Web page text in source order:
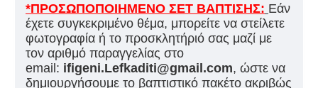
*ΠΡΟΣΩΠΟΠΟΙΗΜΕΝΟ ΣΕΤ ΒΑΠΤΙΣΗΣ: Εάν
έχετε συγκεκριμένο θέμα, μπορείτε να στείλετε
φωτογραφία ή το προσκλητήριό σας μαζί με
τον αριθμό παραγγελίας στο
email: ifigeni.Lefkaditi@gmail.com, ώστε να
δημιουργήσουμε το βαπτιστικό πακέτο ακριβώς